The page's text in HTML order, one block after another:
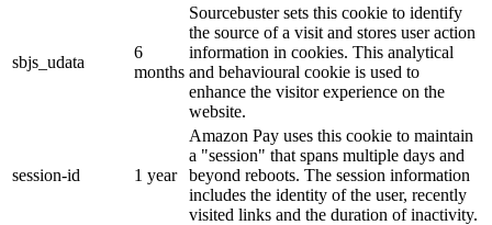
sbjs_udata
6
months
Sourcebuster sets this cookie to identify
the source of a visit and stores user action
information in cookies. This analytical
and behavioural cookie is used to
enhance the visitor experience on the
website.
session-id 1 year
Amazon Pay uses this cookie to maintain
a "session" that spans multiple days and
beyond reboots. The session information
includes the identity of the user, recently
visited links and the duration of inactivity.